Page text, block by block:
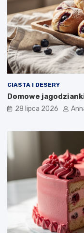
CIASTA I DESERY
Domowe
28 lipca 2026